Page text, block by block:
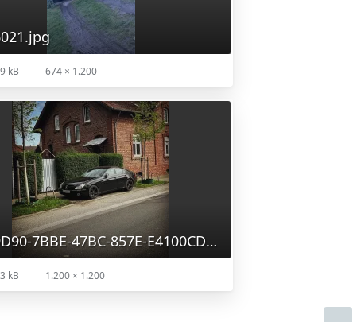
kB 674 × 1.200
D5959D90-7BBE-47BC-857E-E4100CD79145.jpg
kB 1.200 × 1.200